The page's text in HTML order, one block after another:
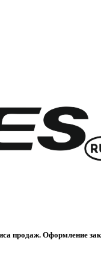
продаж. Оформление